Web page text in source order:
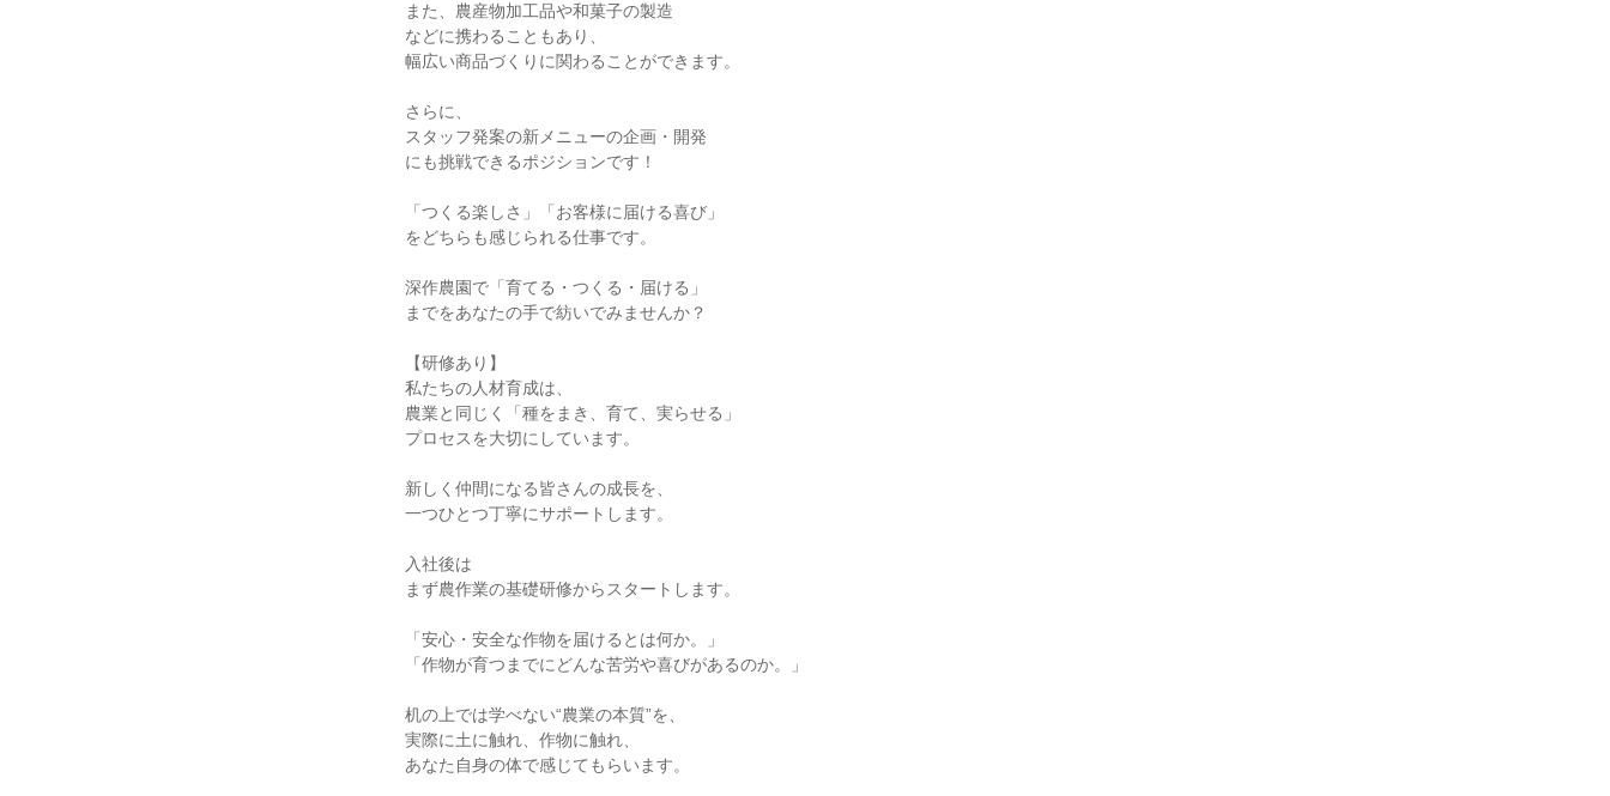
また、農産物加工品や和菓子の製造
などに携わることもあり、
幅広い商品づくりに関わることができます。
さらに、
スタッフ発案の新メニューの企画・開発
にも挑戦できるポジションです！
「つくる楽しさ」「お客様に届ける喜び」
をどちらも感じられる仕事です。
深作農園で「育てる・つくる・届ける」
までをあなたの手で紡いでみませんか？
【研修あり】
私たちの人材育成は、
農業と同じく「種をまき、育て、実らせる」
プロセスを大切にしています。
新しく仲間になる皆さんの成長を、
一つひとつ丁寧にサポートします。
入社後は
まず農作業の基礎研修からスタートします。
「安心・安全な作物を届けるとは何か。」
「作物が育つまでにどんな苦労や喜びがあるのか。」
机の上では学べない“農業の本質”を、
実際に土に触れ、作物に触れ、
あなた自身の体で感じてもらいます。